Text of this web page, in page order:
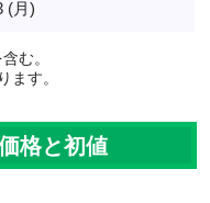
(月)
む。
ます。
格と初値